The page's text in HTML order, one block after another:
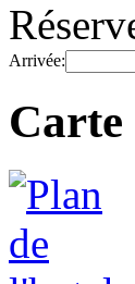
Arrivée:
Carte